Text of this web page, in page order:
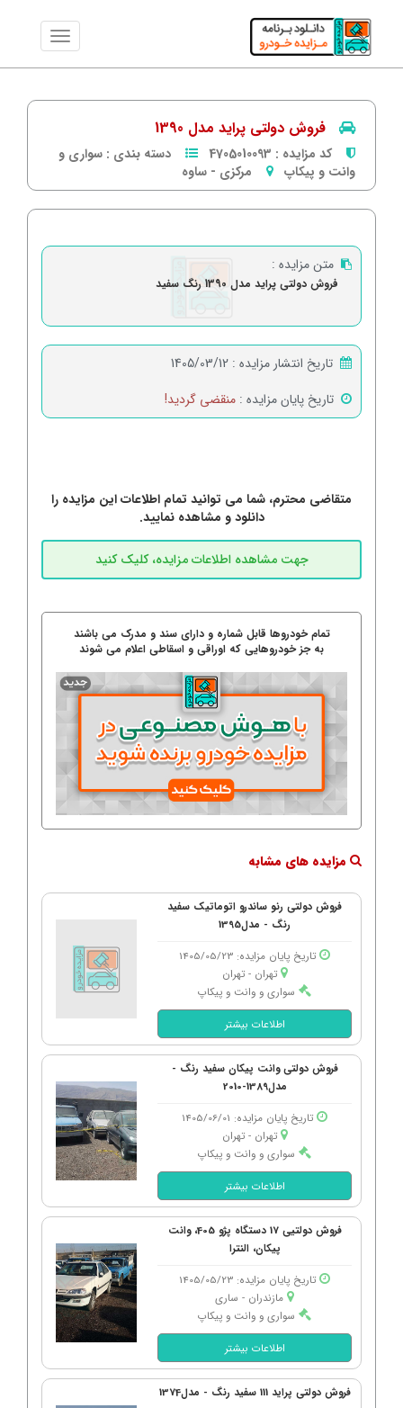
فروش دولتی پراید مدل 1390
کد مزایده : 4705010093 دسته بندی : سواری و
وانت و پیکاپ
مرکزی - ساوه
متن مزایده :
فروش دولتی پراید مدل 1390 رنگ سفید
تاریخ انتشار مزایده : 1405/03/12
تاریخ پایان مزایده : منقضی گردید!
متقاضی محترم، شما می توانید تمام اطلاعات این مزایده را
دانلود و مشاهده نمایید.
تمام خودروها قابل شماره و دارای سند و مدرک می باشند
به جز خودروهایی که اوراقی و اسقاطی اعلام می شوند
مزایده های مشابه
فروش دولتی رنو ساندرو اتوماتیک سفید
رنگ - مدل1395
تاریخ پایان مزایده: 1405/05/23
تهران - تهران
سواری و وانت و پیکاپ
اطلاعات بیشتر
فروش دولتی وانت پیکان سفید رنگ -
مدل1389-2010
تاریخ پایان مزایده: 1405/06/01
تهران - تهران
سواری و وانت و پیکاپ
اطلاعات بیشتر
فروش دولتیی 17 دستگاه پژو 405، وانت
پیکان، النترا
تاریخ پایان مزایده: 1405/05/23
مازندران - ساری
سواری و وانت و پیکاپ
اطلاعات بیشتر
فروش دولتی پراید 111 سفید رنگ - مدل1374